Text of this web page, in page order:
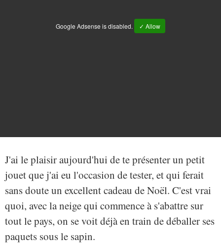
Google Adsense is disabled. ✓ Allow
J'ai le plaisir aujourd'hui de te présenter un petit
jouet que j'ai eu l'occasion de tester, et qui ferait
sans doute un excellent cadeau de Noël. C'est vrai
quoi, avec la neige qui commence à s'abattre sur
tout le pays, on se voit déjà en train de déballer ses
paquets sous le sapin.